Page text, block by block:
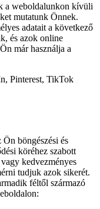
a weboldalunkon kívüli
mutatunk Önnek.
adatait a következő
és azok online
már használja a
Pinterest, TikTok
böngészési és
köréhez szabott
kedvezményes
tudjuk azok sikerét.
féltől származó